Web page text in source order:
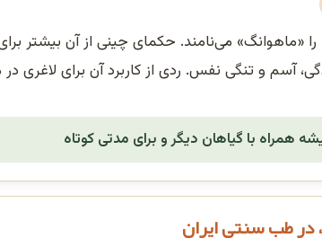
«ماهوانگ» می‌نامند. حکمای چینی از آن بیشتر
آسم و تنگی نفس. ردی از کاربرد آن برای
همراه با گیاهان دیگر و برای مدتی کوتاه